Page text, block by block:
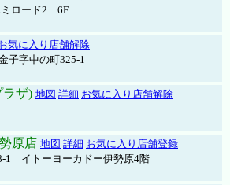
ロード2 6F
気に入り店舗解除
子字中の町325-1
ラザ) 地図 詳細 お気に入り店舗解除
原店 地図 詳細 お気に入り店舗登録
1 イトーヨーカドー伊勢原4階